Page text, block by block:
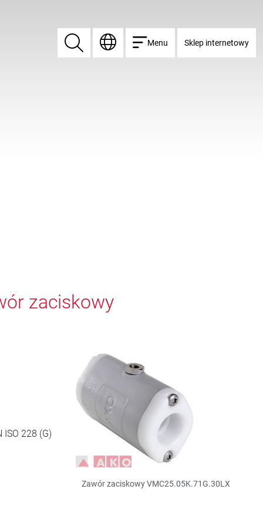
Znajdź
Znajdź Menu Sklep internetowy
zaciskowy
228 (G)
Zawór zaciskowy VMC25.05K.71G.30LX